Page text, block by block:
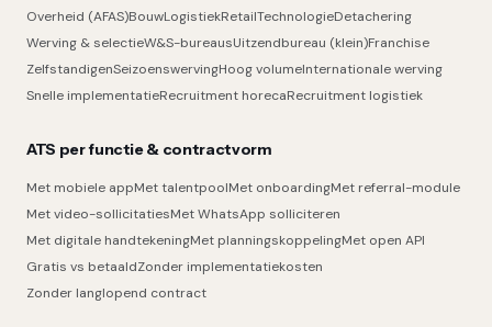
Overheid (AFAS)BouwLogistiekRetailTechnologieDetachering
Werving & selectieW&S-bureausUitzendbureau (klein)Franchise
ZelfstandigenSeizoenswervingHoog volumeInternationale werving
Snelle implementatieRecruitment horecaRecruitment logistiek
ATS per functie & contractvorm
Met mobiele appMet talentpoolMet onboardingMet referral-module
Met video-sollicitatiesMet WhatsApp solliciteren
Met digitale handtekeningMet planningskoppelingMet open API
Gratis vs betaaldZonder implementatiekosten
Zonder langlopend contract